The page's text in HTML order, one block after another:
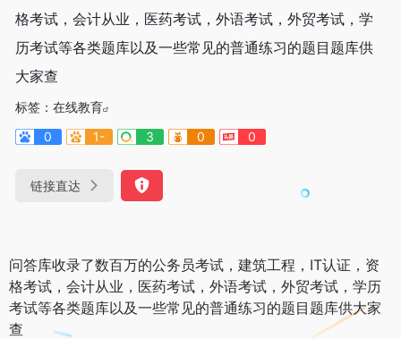
格考试，会计从业，医药考试，外语考试，外贸考试，学
历考试等各类题库以及一些常见的普通练习的题目题库供
大家查
标签： 在线教育
0
1- 3 0 0
链接直达
问答库收录了数百万的公务员考试，建筑工程，IT认证，资
格考试，会计从业，医药考试，外语考试，外贸考试，学历
考试等各类题库以及一些常见的普通练习的题目题库供大家
查